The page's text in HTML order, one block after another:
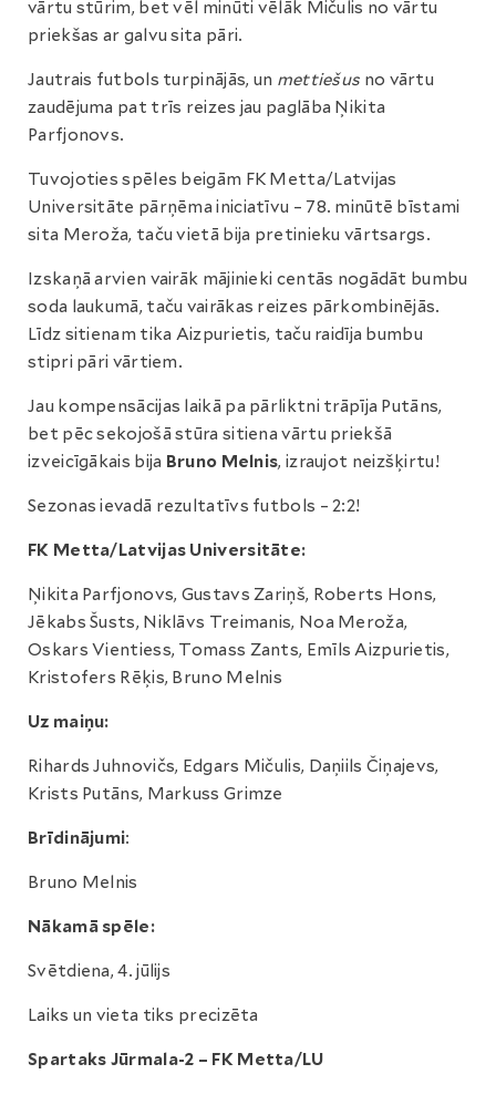
vārtu stūrim, bet vēl minūti vēlāk Mičulis no vārtu
priekšas ar galvu sita pāri.
Jautrais futbols turpinājās, un mettiešus no vārtu
zaudējuma pat trīs reizes jau paglāba Ņikita
Parfjonovs.
Tuvojoties spēles beigām FK Metta/Latvijas
Universitāte pārņēma iniciatīvu – 78. minūtē bīstami
sita Meroža, taču vietā bija pretinieku vārtsargs.
Izskaņā arvien vairāk mājinieki centās nogādāt bumbu
soda laukumā, taču vairākas reizes pārkombinējās.
Līdz sitienam tika Aizpurietis, taču raidīja bumbu
stipri pāri vārtiem.
Jau kompensācijas laikā pa pārliktni trāpīja Putāns,
bet pēc sekojošā stūra sitiena vārtu priekšā
izveicīgākais bija Bruno Melnis, izraujot neizšķirtu!
Sezonas ievadā rezultatīvs futbols – 2:2!
FK Metta/Latvijas Universitāte:
Ņikita Parfjonovs, Gustavs Zariņš, Roberts Hons,
Jēkabs Šusts, Niklāvs Treimanis, Noa Meroža,
Oskars Vientiess, Tomass Zants, Emīls Aizpurietis,
Kristofers Rēķis, Bruno Melnis
Uz maiņu:
Rihards Juhnovičs, Edgars Mičulis, Daņiils Čiņajevs,
Krists Putāns, Markuss Grimze
Brīdinājumi:
Bruno Melnis
Nākamā spēle:
Svētdiena, 4. jūlijs
Laiks un vieta tiks precizēta
Spartaks Jūrmala-2 – FK Metta/LU